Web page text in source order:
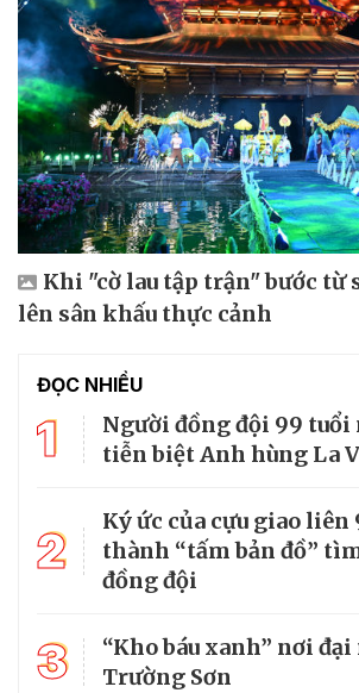
Khi "cờ lau tập trận" bước từ
lên sân khấu thực cảnh
ĐỌC NHIỀU
1
Người đồng đội 99 tuổi
tiễn biệt Anh hùng La
2
Ký ức của cựu giao
thành “tấm bản đồ”
đồng đội
3
“Kho báu xanh” nơi đại
Trường Sơn